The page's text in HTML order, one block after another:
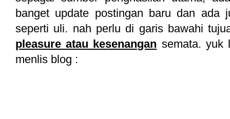
banget update postingan baru dan ada
seperti uli. nah perlu di garis bawahi
pleasure atau kesenangan semata. yuk
menlis blog :